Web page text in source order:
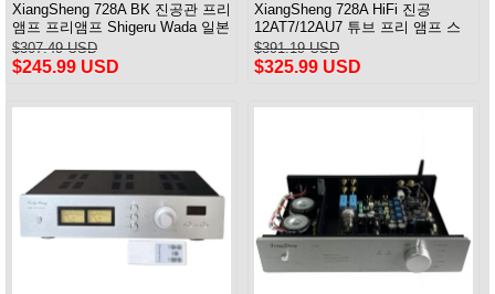
XiangSheng 728A BK 진공관 프리
앰프 프리앰프 Shigeru Wada 일본
회로
$307.49 USD
$245.99 USD
XiangSheng 728A HiFi 진공
12AT7/12AU7 튜브 프리 앰프 스
테레오 HiFi 프리 앰프 오디오 프
로세서 원격 버전
$391.19 USD
$325.99 USD